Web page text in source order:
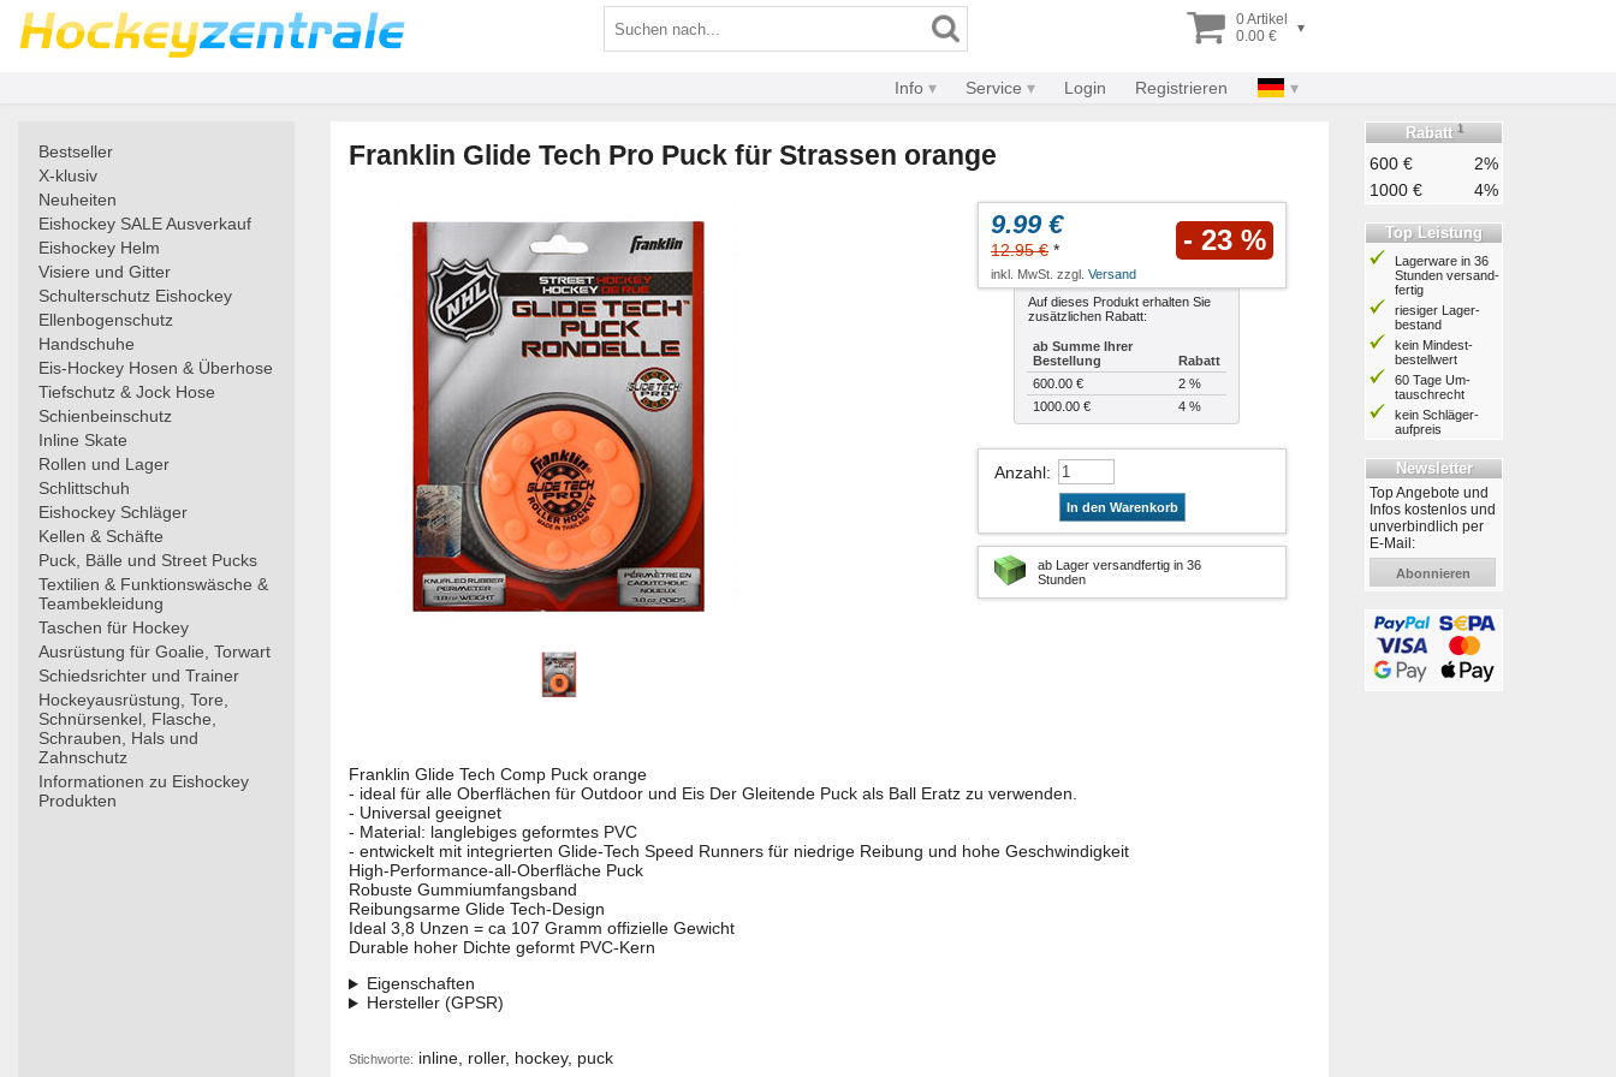
0 Artikel
0.00 €
▾
Info Service Login Registrieren
Bestseller
X-klusiv
Neuheiten
Eishockey SALE Ausverkauf
Eishockey Helm
Visiere und Gitter
Schulterschutz Eishockey
Ellenbogenschutz
Handschuhe
Eis-Hockey Hosen & Überhose
Tiefschutz & Jock Hose
Schienbeinschutz
Inline Skate
Rollen und Lager
Schlittschuh
Eishockey Schläger
Kellen & Schäfte
Puck, Bälle und Street Pucks
Textilien & Funktionswäsche &
Teambekleidung
Taschen für Hockey
Ausrüstung für Goalie, Torwart
Schiedsrichter und Trainer
Hockeyausrüstung, Tore,
Schnürsenkel, Flasche,
Schrauben, Hals und
Zahnschutz
Informationen zu Eishockey
Produkten
Franklin Glide Tech Pro Puck für Strassen orange
9.99 €
12.95 € * - 23 %
inkl. MwSt. zzgl. Versand
Auf dieses Produkt erhalten Sie
zusätzlichen Rabatt:
ab Summe Ihrer
Bestellung
Rabatt
600.00 €
2 %
1000.00 €
4 %
Anzahl:
In den Warenkorb
ab Lager versandfertig in 36
Stunden
Franklin Glide Tech Comp Puck orange
- ideal für alle Oberflächen für Outdoor und Eis Der Gleitende Puck als Ball Eratz zu verwenden.
- Universal geeignet
- Material: langlebiges geformtes PVC
- entwickelt mit integrierten Glide-Tech Speed Runners für niedrige Reibung und hohe Geschwindigkeit
High-Performance-all-Oberfläche Puck
Robuste Gummiumfangsband
Reibungsarme Glide Tech-Design
Ideal 3,8 Unzen = ca 107 Gramm offizielle Gewicht
Durable hoher Dichte geformt PVC-Kern
Eigenschaften
Hersteller (GPSR)
Stichworte: inline, roller, hockey, puck
Rabatt 1
600 €
2%
1000 €
4%
Top Leistung
Lagerware in 36
Stunden ver­sand­
fertig
riesiger Lager­
bestand
kein Mindest­
bestell­wert
60 Tage Um­
tausch­recht
kein Schläger­
aufpreis
Newsletter
Top Angebote und
Infos kostenlos und
unverbindlich per
E-Mail:
Abonnieren